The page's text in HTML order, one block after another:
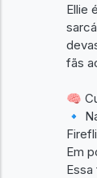
Ellie
fãs
🧠
🔹
Em